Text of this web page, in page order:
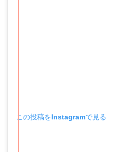
この投稿をInstagramで見る